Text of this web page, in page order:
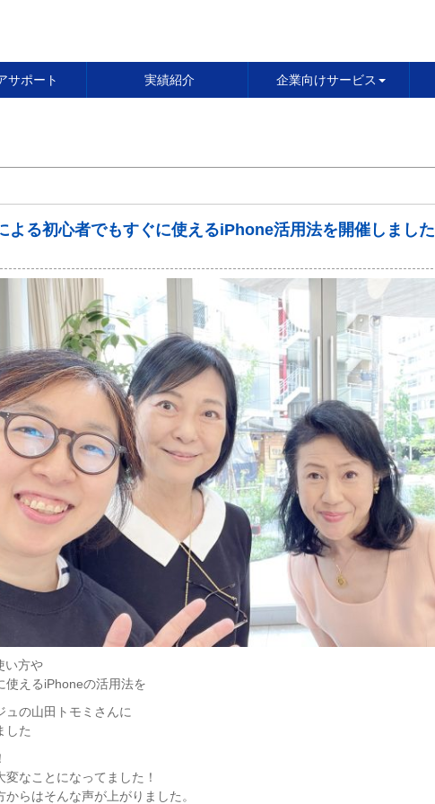
サポート 実績紹介 企業向けサービス
よる初心者でもすぐに使えるiPhone活用法を開催しました
い方や
使えるiPhoneの活用法を
ュの山田トモミさんに
した
なことになってました！
からはそんな声が上がりました。